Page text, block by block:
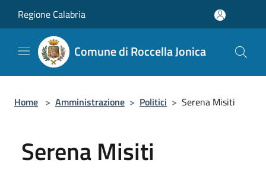
Regione Calabria
Comune di Roccella Jonica
Home > Amministrazione > Politici > Serena Misiti
Serena Misiti